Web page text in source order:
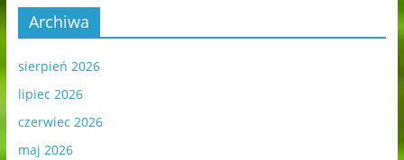
Archiwa
sierpień 2026
lipiec 2026
czerwiec 2026
maj 2026